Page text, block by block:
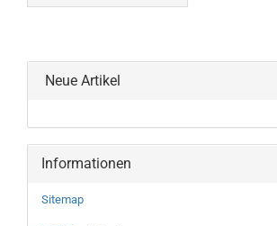
Neue Artikel
Informationen
Sitemap